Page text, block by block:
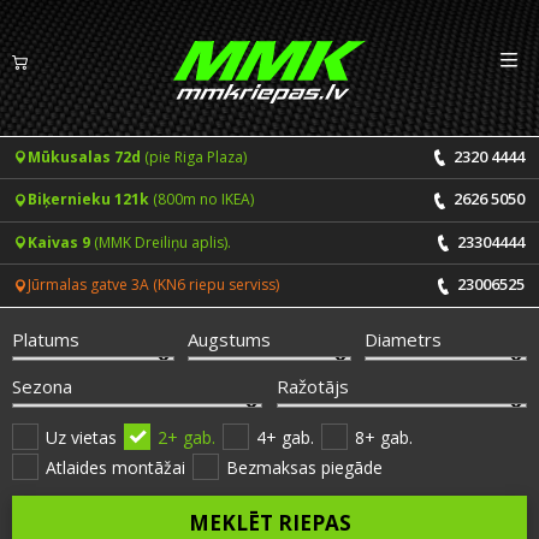
Riepas
Vasaras riepas
Ziemas riepas
Vissezonas riepas
Pakalpojumi
CENRĀDIS
Riepu montāža un balansēšana
Disku remonts
Riepu remonts
ONLINE PIERAKSTS 24/7
Vakances
Noderīgi
LV EN
Mūkusalas 72d (pie Riga Plaza) 2320 4444
Biķernieku 121k (800m no IKEA) 2626 5050
Kaivas 9 (MMK Dreiliņu aplis). 23304444
Jūrmalas gatve 3A (KN6 riepu serviss) 23006525
Platums Augstums
Diametrs
Sezona
Ražotājs
Uz vietas 2+ gab. 4+ gab.
8+ gab.
Atlaides montāžai
Bezmaksas piegāde
MEKLĒT RIEPAS